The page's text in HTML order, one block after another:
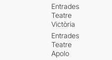
Entrades
Teatre
Victòria
Entrades
Teatre
Apolo